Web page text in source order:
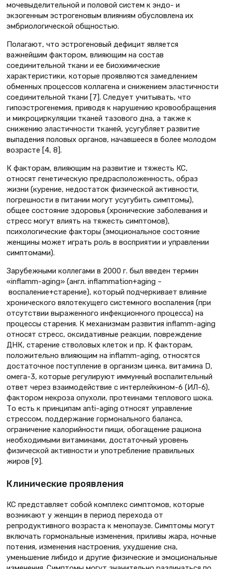
мочевыделительной и половой систем к эндо- и
экзогенным эстрогеновым влияниям обусловлена их
эмбриологической общностью.
Полагают, что эстрогеновый дефицит является
важнейшим фактором, влияющим на состав
соединительной ткани и ее биохимические
характеристики, которые проявляются замедлением
обменных процессов коллагена и снижением эластичности
соединительной ткани [7]. Следует учитывать, что
гипоэстрогенемия, приводя к нарушению кровообращения
и микроциркуляции тканей тазового дна, а также к
снижению эластичности тканей, усугубляет развитие
выпадения половых органов, начавшееся в более молодом
возрасте [4, 8].
К факторам, влияющим на развитие и тяжесть КС,
относят генетическую предрасположенность, образ
жизни (курение, недостаток физической активности,
погрешности в питании могут усугубить симптомы),
общее состояние здоровья (хронические заболевания и
стресс могут влиять на тяжесть симптомов),
психологические факторы (эмоциональное состояние
женщины может играть роль в восприятии и управлении
симптомами).
Зарубежными коллегами в 2000 г. был введен термин
«inflamm-aging» (англ. inflammation+aging –
воспаление+старение), который подчеркивает влияние
хронического вялотекущего системного воспаления (при
отсутствии выраженного инфекционного процесса) на
процессы старения. К механизмам развития inflamm-aging
относят стресс, оксидативные реакции, повреждение
ДНК, старение стволовых клеток и пр. К факторам,
положительно влияющим на inflamm-aging, относятся
достаточное поступление в организм цинка, витамина D,
омега-3, которые регулируют иммунный воспалительный
ответ через взаимодействие с интерлейкином-6 (ИЛ-6),
фактором некроза опухоли, протеинами теплового шока.
То есть к принципам anti-aging относят управление
стрессом, поддержание гормонального баланса,
ограничение калорийности пищи, обогащение рациона
необходимыми витаминами, достаточный уровень
физической активности и употребление правильных
жиров [9].
Клинические проявления
КС представляет собой комплекс симптомов, которые
возникают у женщин в период перехода от
репродуктивного возраста к менопаузе. Симптомы могут
включать гормональные изменения, приливы жара, ночные
потения, изменения настроения, ухудшение сна,
уменьшение либидо и другие физические и эмоциональные